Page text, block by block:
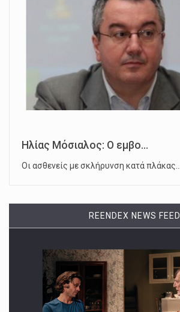
Ηλίας Μόσιαλος: Ο εμβο...
Οι ασθενείς με σκλήρυνση κατά πλάκας…
REENDEX NEWS FEED